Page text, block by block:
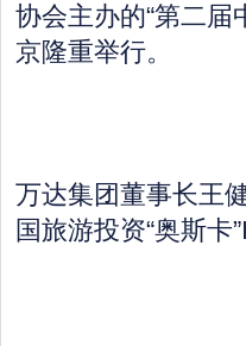
协会主办的“第二届
京隆重举行。
万达集团董事长王
国旅游投资“奥斯